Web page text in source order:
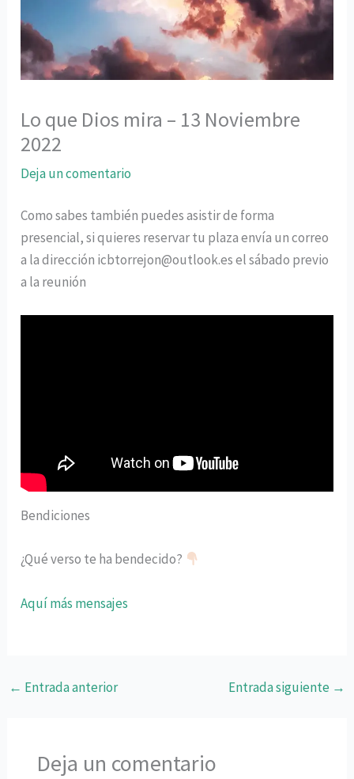
Lo que Dios mira – 13 Noviembre
2022
Deja un comentario
Como sabes también puedes asistir de forma
presencial, si quieres reservar tu plaza envía un correo
a la dirección icbtorrejon@outlook.es el sábado previo
a la reunión
Bendiciones
¿Qué verso te ha bendecido?
Aquí más mensajes
← Entrada anterior Entrada siguiente →
Deja un comentario